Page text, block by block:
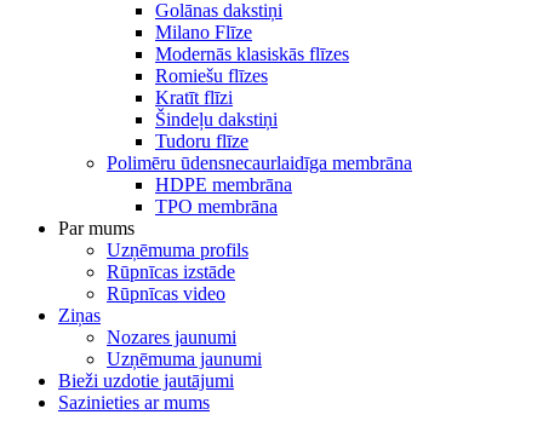
Golānas dakstiņi
Milano Flīze
Modernās klasiskās flīzes
Romiešu flīzes
Kratīt flīzi
Šindeļu dakstiņi
Tudoru flīze
Polimēru ūdensnecaurlaidīga membrāna
HDPE membrāna
TPO membrāna
Par mums
Uzņēmuma profils
Rūpnīcas izstāde
Rūpnīcas video
Ziņas
Nozares jaunumi
Uzņēmuma jaunumi
Bieži uzdotie jautājumi
Sazinieties ar mums